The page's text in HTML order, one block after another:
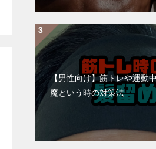
【男性向け】筋トレや運動
魔という時の対策法